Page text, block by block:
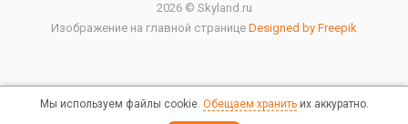
2026 © Skyland.ru
Изображение на главной странице Designed by Freepik
Правовая информация
Мы используем файлы cookie. Обещаем хранитьих аккуратно.